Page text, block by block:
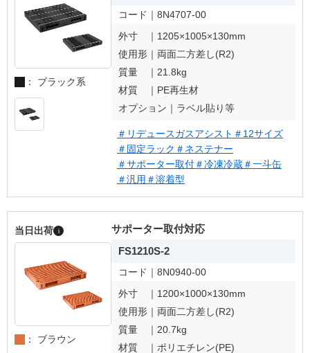
： ブラック系
コード｜ 8N4707-00
外寸 ｜ 1205×1005×130mm
使用形｜ 両面二方差し(R2)
質量 ｜ 21.8kg
材質 ｜ PE再生材
オプション｜ ラベル貼り等
＃リデュースガスアシスト ＃12サイズ
＃固定ラック ＃ネステナー
＃サポーター取付＃冷凍冷蔵＃一斗缶
＃汎用 ＃溶着型
当日出荷 i
： ブラウン
サポーター取付対応
FS1210S-2
コード｜ 8N0940-00
外寸 ｜ 1200×1000×130mm
使用形｜ 両面二方差し(R2)
質量 ｜ 20.7kg
材質 ｜ ポリエチレン(PE)